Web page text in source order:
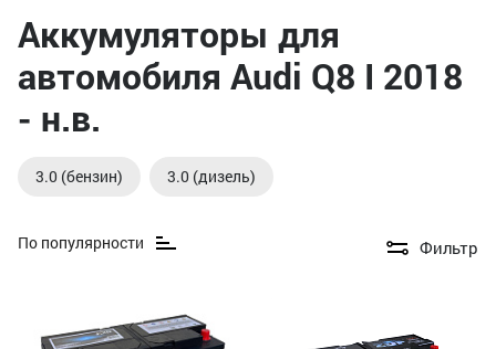
Аккумуляторы для
автомобиля Audi Q8 I 2018
- н.в.
3.0 (бензин) 3.0 (дизель)
По популярности Фильтр